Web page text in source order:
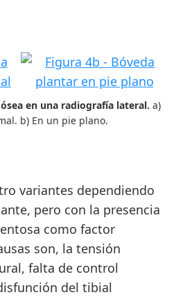
en una radiografía lateral. a)
b) En un pie plano.
variantes dependiendo
pero con la presencia
como factor
son, la tensión
falta de control
del tibial